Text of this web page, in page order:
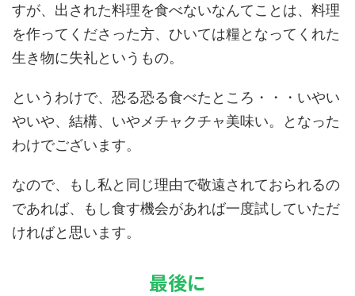
すが、出された料理を食べないなんてことは、料理
を作ってくださった方、ひいては糧となってくれた
生き物に失礼というもの。
というわけで、恐る恐る食べたところ・・・いやい
やいや、結構、いやメチャクチャ美味い。となった
わけでございます。
なので、もし私と同じ理由で敬遠されておられるの
であれば、もし食す機会があれば一度試していただ
ければと思います。
最後に